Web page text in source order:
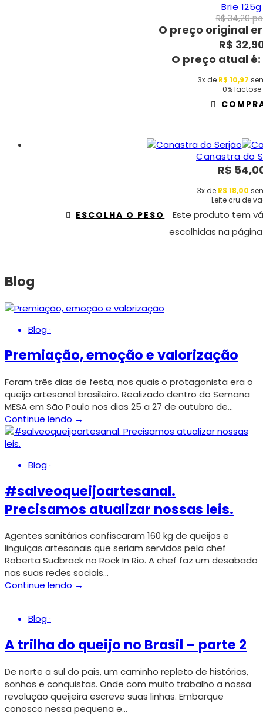
Brie 125g
R$34,20
O preço original
R$
O preço atual é:
3x de R$ 10,97
0% lactose
Canastra do
R$
3x de R$ 18,00
Leite cru de
ESCOLHA O PESO
Este produto tem
escolhidas na
Blog
Blog·
Premiação, emoção e valorização
Foram três dias de festa, nos quais o protagonista era o
queijo artesanal brasileiro. Realizado dentro do Semana
MESA em São Paulo nos dias 25 a 27 de outubro de…
Continue lendo →
Blog·
#salveoqueijoartesanal.
Precisamos atualizar nossas leis.
Agentes sanitários confiscaram 160 kg de queijos e
linguiças artesanais que seriam servidos pela chef
Roberta Sudbrack no Rock In Rio. A chef faz um desabado
nas suas redes sociais…
Continue lendo →
Blog·
A trilha do queijo no Brasil – parte 2
De norte a sul do pais, um caminho repleto de histórias,
sonhos e conquistas. Onde com muito trabalho a nossa
revolução queijeira escreve suas linhas. Embarque
conosco nessa pequena e…